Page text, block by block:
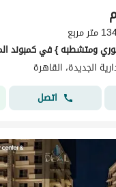
متر مربع
الجديدة، القاهرة
اتصل